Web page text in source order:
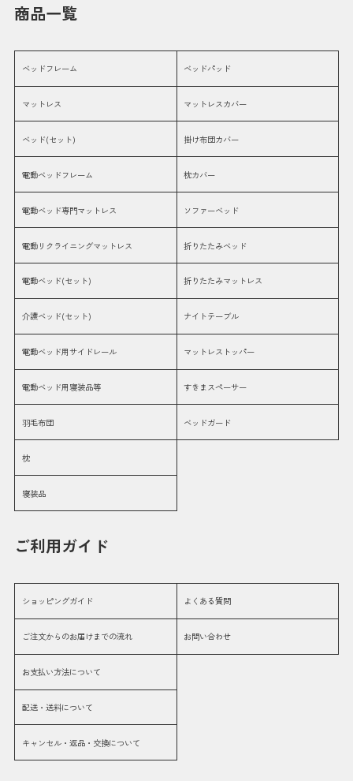
商品一覧
ベッドフレーム
マットレス
ベッド(セット)
電動ベッドフレーム
電動ベッド専門マットレス
電動リクライニングマットレス
電動ベッド(セット)
介護ベッド(セット)
電動ベッド用サイドレール
電動ベッド用寝装品等
羽毛布団
枕
寝装品
ベッドパッド
マットレスカバー
掛け布団カバー
枕カバー
ソファーベッド
折りたたみベッド
折りたたみマットレス
ナイトテーブル
マットレストッパー
すきまスペーサー
ベッドガード
ご利用ガイド
ショッピングガイド
ご注文からのお届けまでの流れ
お支払い方法について
配送・送料について
キャンセル・返品・交換について
よくある質問
お問い合わせ